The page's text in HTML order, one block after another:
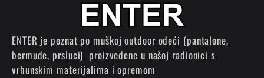
ENTER je poznat po muškoj outdoor odeći (pantalone,
bermude, prsluci) proizvedene u našoj radionici s
vrhunskim materijalima i opremom